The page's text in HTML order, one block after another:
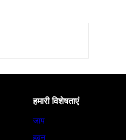
हमारी विशेषताएं
जाप
हवन